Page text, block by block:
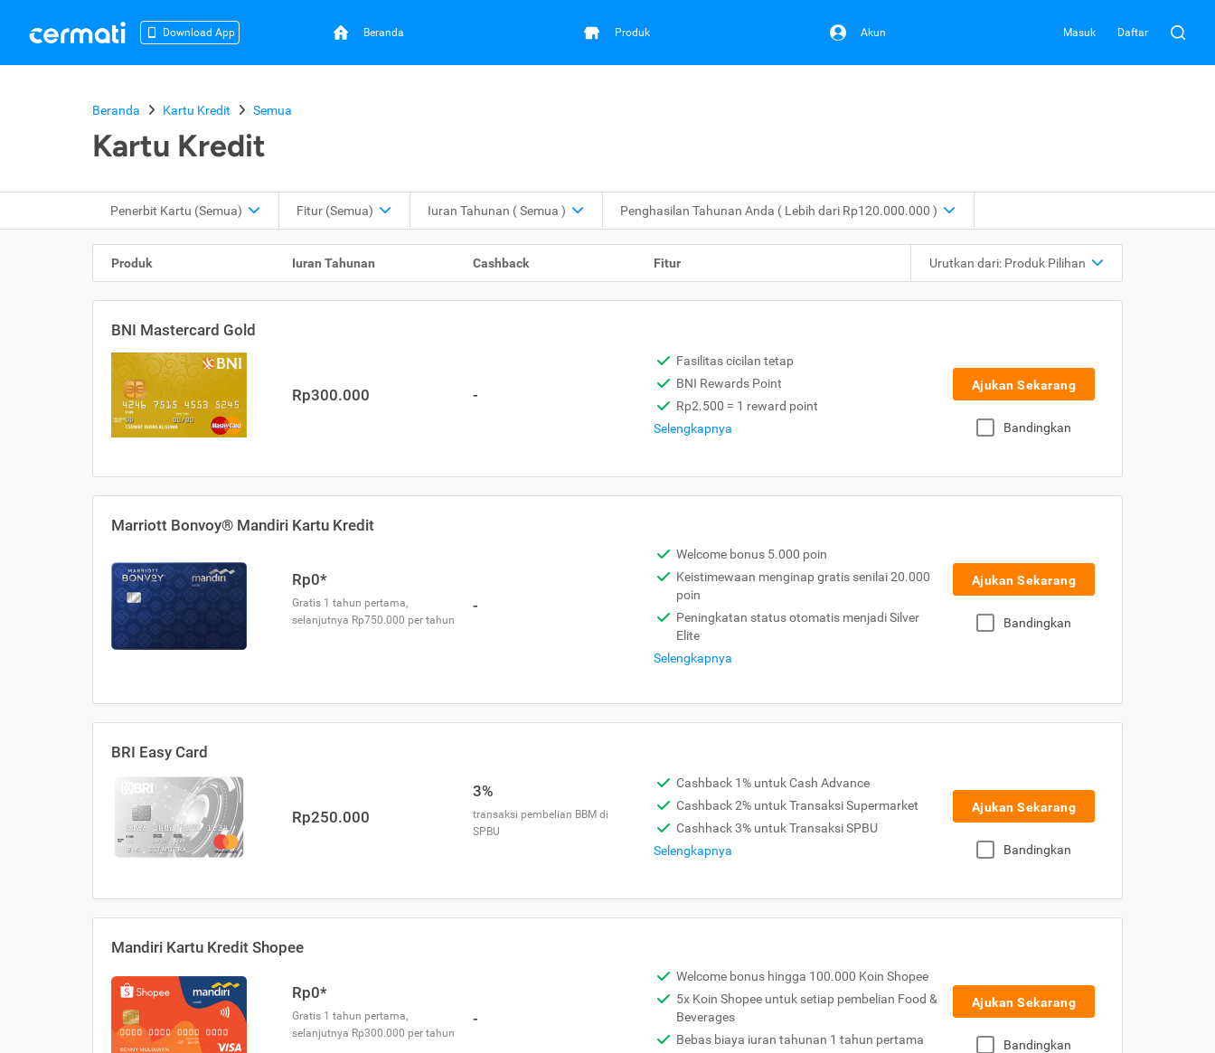
Download App Beranda Produk Akun Masuk Daftar
Beranda Kartu Kredit Semua
Kartu Kredit
Penerbit Kartu (Semua) Fitur (Semua) Iuran Tahunan ( Semua ) Penghasilan Tahunan Anda ( Lebih dari Rp120.000.000 )
Produk Iuran Tahunan Cashback Fitur Urutkan dari: Produk Pilihan
BNI Mastercard Gold
Rp300.000 -
Fasilitas cicilan tetap
BNI Rewards Point
Rp2.500 = 1 reward point
Selengkapnya
Ajukan Sekarang
Bandingkan
Marriott Bonvoy® Mandiri Kartu Kredit
Rp0*
Gratis 1 tahun pertama,
selanjutnya Rp750.000 per tahun
-
Welcome bonus 5.000 poin
Keistimewaan menginap gratis senilai 20.000
poin
Peningkatan status otomatis menjadi Silver
Elite
Selengkapnya
Ajukan Sekarang
Bandingkan
BRI Easy Card
Rp250.000
3%
transaksi pembelian BBM di
SPBU
Cashback 1% untuk Cash Advance
Cashback 2% untuk Transaksi Supermarket
Cashhack 3% untuk Transaksi SPBU
Selengkapnya
Ajukan Sekarang
Bandingkan
Mandiri Kartu Kredit Shopee
Rp0*
Gratis 1 tahun pertama,
selanjutnya Rp300.000 per tahun
-
Welcome bonus hingga 100.000 Koin Shopee
5x Koin Shopee untuk setiap pembelian Food &
Beverages
Bebas biaya iuran tahunan 1 tahun pertama
Ajukan Sekarang
Bandingkan